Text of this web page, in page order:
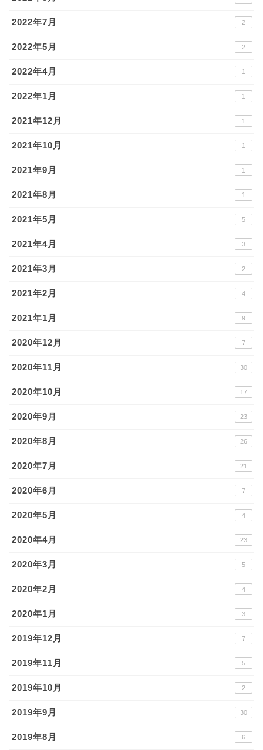
2022年7月 2
2022年5月 2
2022年4月 1
2022年1月 1
2021年12月 1
2021年10月 1
2021年9月 1
2021年8月 1
2021年5月 5
2021年4月 3
2021年3月 2
2021年2月 4
2021年1月 9
2020年12月 7
2020年11月 30
2020年10月 17
2020年9月 23
2020年8月 26
2020年7月 21
2020年6月 7
2020年5月 4
2020年4月 23
2020年3月 5
2020年2月 4
2020年1月 3
2019年12月 7
2019年11月 5
2019年10月 2
2019年9月 30
2019年8月 6